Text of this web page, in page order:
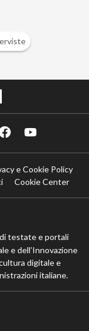
e Cookie Policy
Cookie Center
testate e portali
e dell’Innovazione
digitale e
italiane.